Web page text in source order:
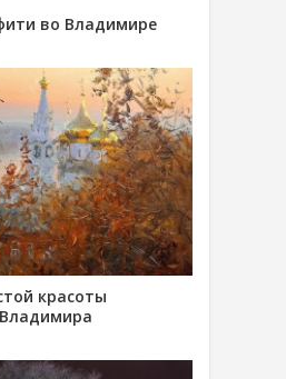
во Владимире
красоты